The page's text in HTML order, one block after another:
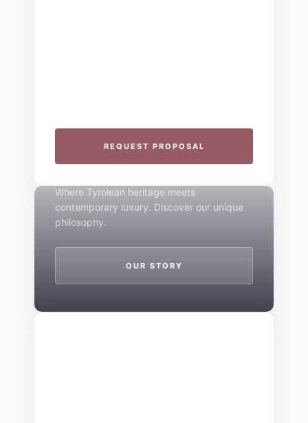
REQUEST PROPOSAL
Mountain Boutique
Where Tyrolean heritage meets
contemporary luxury. Discover our unique
philosophy.
OUR STORY